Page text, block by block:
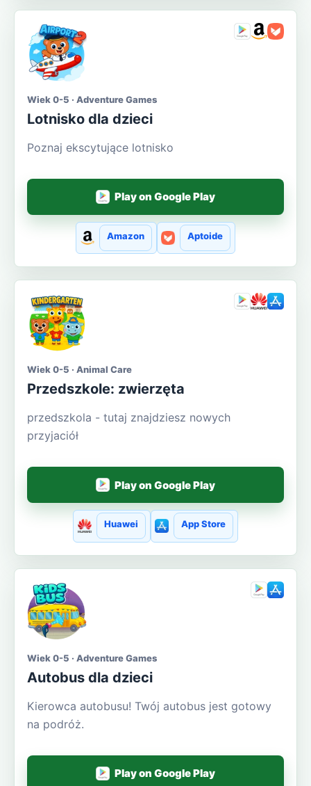
Wiek 0-5 · Adventure Games
Lotnisko dla dzieci
Poznaj ekscytujące lotnisko
Play on Google Play
Amazon Aptoide
Wiek 0-5 · Animal Care
Przedszkole: zwierzęta
przedszkola - tutaj znajdziesz nowych
przyjaciół
Play on Google Play
Huawei App Store
Wiek 0-5 · Adventure Games
Autobus dla dzieci
Kierowca autobusu! Twój autobus jest gotowy
na podróż.
Play on Google Play